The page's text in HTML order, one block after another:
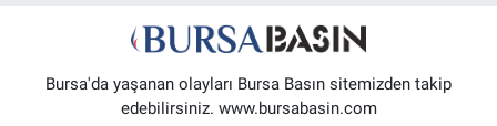
Bursa'da yaşanan olayları Bursa Basın sitemizden takip
edebilirsiniz. www.bursabasin.com